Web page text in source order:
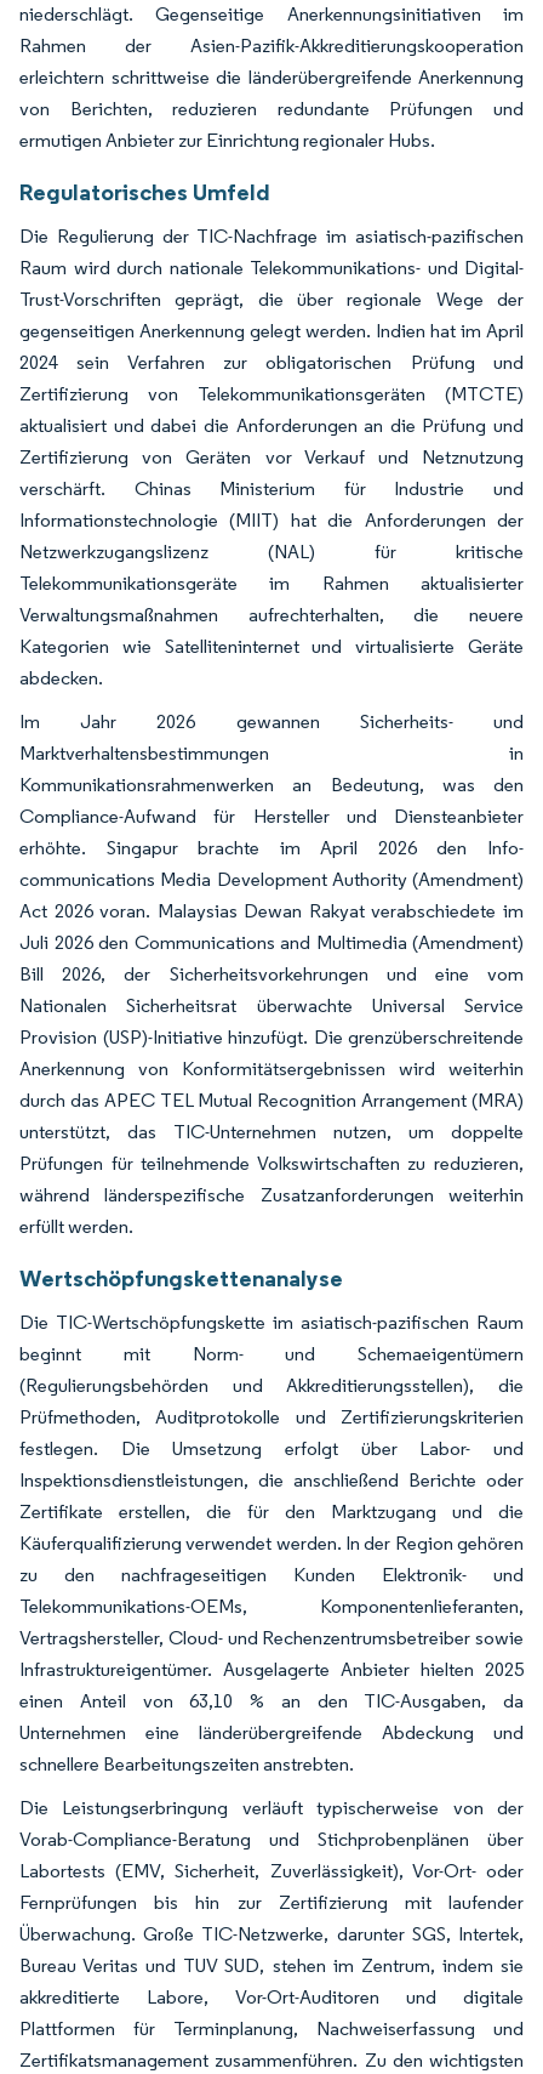
niederschlägt. Gegenseitige Anerkennungsinitiativen im
Rahmen der Asien-Pazifik-Akkreditierungskooperation
erleichtern schrittweise die länderübergreifende Anerkennung
von Berichten, reduzieren redundante Prüfungen und
ermutigen Anbieter zur Einrichtung regionaler Hubs.
Regulatorisches Umfeld
Die Regulierung der TIC-Nachfrage im asiatisch-pazifischen
Raum wird durch nationale Telekommunikations- und Digital-
Trust-Vorschriften geprägt, die über regionale Wege der
gegenseitigen Anerkennung gelegt werden. Indien hat im April
2024 sein Verfahren zur obligatorischen Prüfung und
Zertifizierung von Telekommunikationsgeräten (MTCTE)
aktualisiert und dabei die Anforderungen an die Prüfung und
Zertifizierung von Geräten vor Verkauf und Netznutzung
verschärft. Chinas Ministerium für Industrie und
Informationstechnologie (MIIT) hat die Anforderungen der
Netzwerkzugangslizenz (NAL) für kritische
Telekommunikationsgeräte im Rahmen aktualisierter
Verwaltungsmaßnahmen aufrechterhalten, die neuere
Kategorien wie Satelliteninternet und virtualisierte Geräte
abdecken.
Im Jahr 2026 gewannen Sicherheits- und
Marktverhaltensbestimmungen in
Kommunikationsrahmenwerken an Bedeutung, was den
Compliance-Aufwand für Hersteller und Diensteanbieter
erhöhte. Singapur brachte im April 2026 den Info-
communications Media Development Authority (Amendment)
Act 2026 voran. Malaysias Dewan Rakyat verabschiedete im
Juli 2026 den Communications and Multimedia (Amendment)
Bill 2026, der Sicherheitsvorkehrungen und eine vom
Nationalen Sicherheitsrat überwachte Universal Service
Provision (USP)-Initiative hinzufügt. Die grenzüberschreitende
Anerkennung von Konformitätsergebnissen wird weiterhin
durch das APEC TEL Mutual Recognition Arrangement (MRA)
unterstützt, das TIC-Unternehmen nutzen, um doppelte
Prüfungen für teilnehmende Volkswirtschaften zu reduzieren,
während länderspezifische Zusatzanforderungen weiterhin
erfüllt werden.
Wertschöpfungskettenanalyse
Die TIC-Wertschöpfungskette im asiatisch-pazifischen Raum
beginnt mit Norm- und Schemaeigentümern
(Regulierungsbehörden und Akkreditierungsstellen), die
Prüfmethoden, Auditprotokolle und Zertifizierungskriterien
festlegen. Die Umsetzung erfolgt über Labor- und
Inspektionsdienstleistungen, die anschließend Berichte oder
Zertifikate erstellen, die für den Marktzugang und die
Käuferqualifizierung verwendet werden. In der Region gehören
zu den nachfrageseitigen Kunden Elektronik- und
Telekommunikations-OEMs, Komponentenlieferanten,
Vertragshersteller, Cloud- und Rechenzentrumsbetreiber sowie
Infrastruktureigentümer. Ausgelagerte Anbieter hielten 2025
einen Anteil von 63,10 % an den TIC-Ausgaben, da
Unternehmen eine länderübergreifende Abdeckung und
schnellere Bearbeitungszeiten anstrebten.
Die Leistungserbringung verläuft typischerweise von der
Vorab-Compliance-Beratung und Stichprobenplänen über
Labortests (EMV, Sicherheit, Zuverlässigkeit), Vor-Ort- oder
Fernprüfungen bis hin zur Zertifizierung mit laufender
Überwachung. Große TIC-Netzwerke, darunter SGS, Intertek,
Bureau Veritas und TUV SUD, stehen im Zentrum, indem sie
akkreditierte Labore, Vor-Ort-Auditoren und digitale
Plattformen für Terminplanung, Nachweiserfassung und
Zertifikatsmanagement zusammenführen. Zu den wichtigsten